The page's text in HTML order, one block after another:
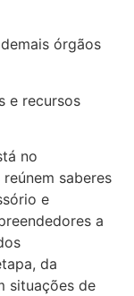
órgãos
e recursos
no
saberes
e
a
da
situações de